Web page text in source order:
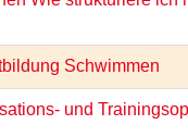
Schwimmen
und